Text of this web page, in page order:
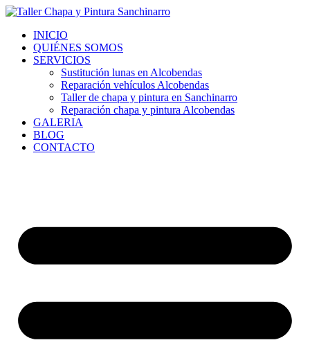
Ir
contenidoINICIO
QUIÉNES SOMOS
SERVICIOS
Sustitución lunas en Alcobendas
Reparación vehículos Alcobendas
Taller de chapa y pintura en Sanchinarro
Reparación chapa y pintura Alcobendas
GALERIA
BLOG
CONTACTO